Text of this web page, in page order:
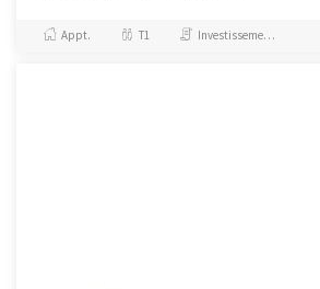
résidence étudiante d’e...
Appt. T1 Investissement et Défiscalisation